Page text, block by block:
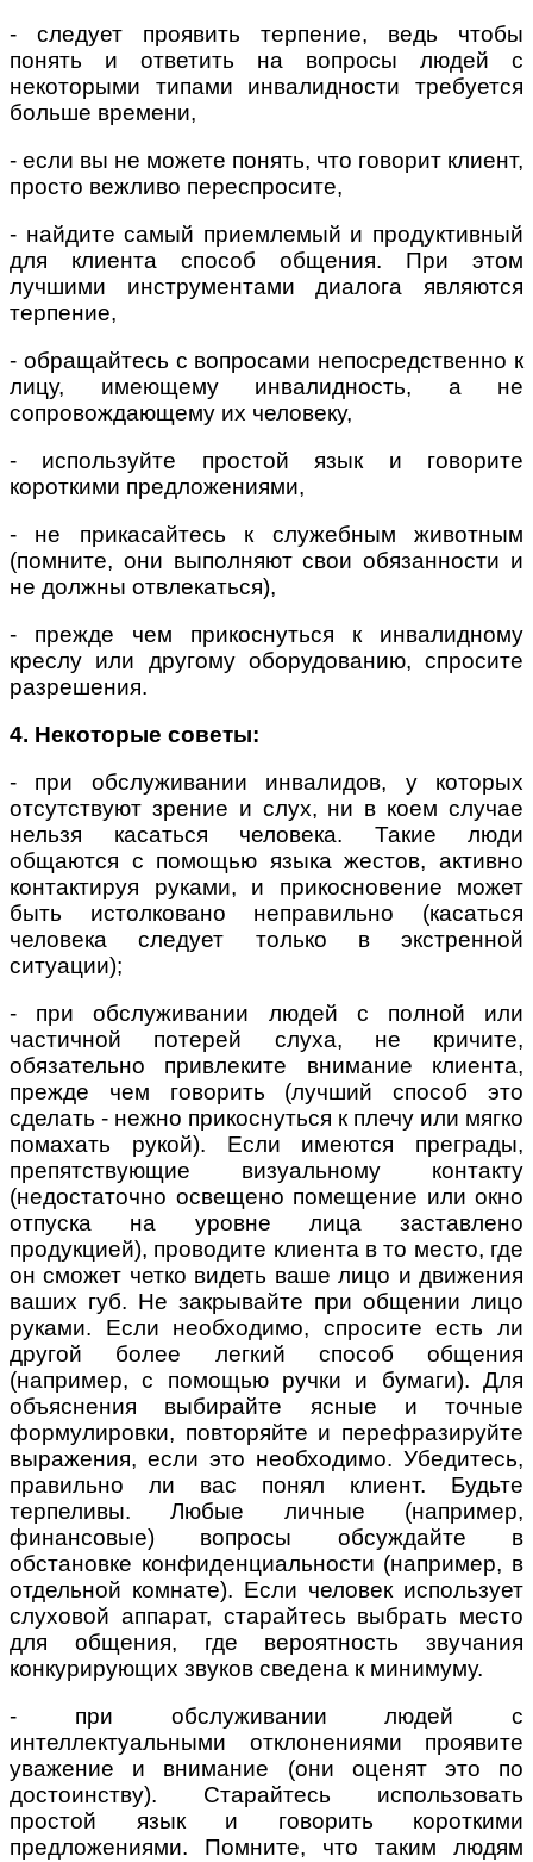
- следует проявить терпение, ведь чтобы
понять и ответить на вопросы людей с
некоторыми типами инвалидности требуется
больше времени,
- если вы не можете понять, что говорит клиент,
просто вежливо переспросите,
- найдите самый приемлемый и продуктивный
для клиента способ общения. При этом
лучшими инструментами диалога являются
терпение,
- обращайтесь с вопросами непосредственно к
лицу, имеющему инвалидность, а не
сопровождающему их человеку,
- используйте простой язык и говорите
короткими предложениями,
- не прикасайтесь к служебным животным
(помните, они выполняют свои обязанности и
не должны отвлекаться),
- прежде чем прикоснуться к инвалидному
креслу или другому оборудованию, спросите
разрешения.
4. Некоторые советы:
- при обслуживании инвалидов, у которых
отсутствуют зрение и слух, ни в коем случае
нельзя касаться человека. Такие люди
общаются с помощью языка жестов, активно
контактируя руками, и прикосновение может
быть истолковано неправильно (касаться
человека следует только в экстренной
ситуации);
- при обслуживании людей с полной или
частичной потерей слуха, не кричите,
обязательно привлеките внимание клиента,
прежде чем говорить (лучший способ это
сделать - нежно прикоснуться к плечу или мягко
помахать рукой). Если имеются преграды,
препятствующие визуальному контакту
(недостаточно освещено помещение или окно
отпуска на уровне лица заставлено
продукцией), проводите клиента в то место, где
он сможет четко видеть ваше лицо и движения
ваших губ. Не закрывайте при общении лицо
руками. Если необходимо, спросите есть ли
другой более легкий способ общения
(например, с помощью ручки и бумаги). Для
объяснения выбирайте ясные и точные
формулировки, повторяйте и перефразируйте
выражения, если это необходимо. Убедитесь,
правильно ли вас понял клиент. Будьте
терпеливы. Любые личные (например,
финансовые) вопросы обсуждайте в
обстановке конфиденциальности (например, в
отдельной комнате). Если человек использует
слуховой аппарат, старайтесь выбрать место
для общения, где вероятность звучания
конкурирующих звуков сведена к минимуму.
- при обслуживании людей с
интеллектуальными отклонениями проявите
уважение и внимание (они оценят это по
достоинству). Старайтесь использовать
простой язык и говорить короткими
предложениями. Помните, что таким людям